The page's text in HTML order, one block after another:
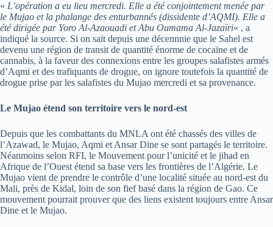
« L’opération a eu lieu mercredi. Elle a été conjointement menée par
le Mujao et la phalange des enturbannés (dissidente d’AQMI). Elle a
été dirigée par Yoro Al-Azaouadi et Abu Oumama Al-Jazaïri« , a
indiqué la source. Si on sait depuis une décennnie que le Sahel est
devenu une région de transit de quantité énorme de cocaïne et de
cannabis, à la faveur des connexions entre les groupes salafistes armés
d’Aqmi et des trafiquants de drogue, on ignore toutefois la quantité de
drogue prise par les salafistes du Mujao mercredi et sa provenance.
Le Mujao étend son territoire vers le nord-est
Depuis que les combattants du MNLA ont été chassés des villes de
l’Azawad, le Mujao, Aqmi et Ansar Dine se sont partagés le territoire.
Néanmoins selon RFI, le Mouvement pour l’unicité et le jihad en
Afrique de l’Ouest étend sa base vers les frontières de l’Algérie. Le
Mujao vient de prendre le contrôle d’une localité située au nord-est du
Mali, près de Kidal, loin de son fief basé dans la région de Gao. Ce
mouvement pourrait prouver que des liens existent toujours entre Ansar
Dine et le Mujao.